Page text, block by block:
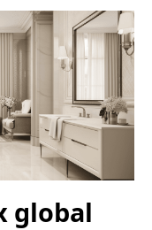
global